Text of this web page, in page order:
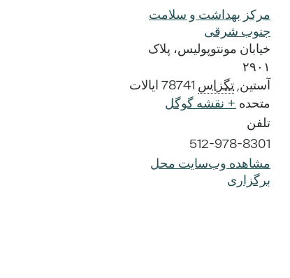
مرکز بهداشت و سلامت
جنوب شرقی
خیابان مونتوپولیس، پلاک
۲۹۰۱
آستین تگزاس 78741 ایالات
متحده + نقشه گوگل
تلفن
512-978-8301
مشاهده وب‌سایت محل
برگزاری